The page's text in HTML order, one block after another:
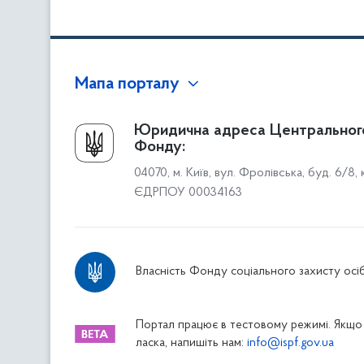
Мапа порталу
Про Фонд
Керівництво
Структура Фонду
Територіальні відділення
Дніпропетровське відділення
Житомирське відділення
Закарпатське відділення
Юридична адреса
Фонду:
04070, м. Київ, вул. Фролівська, буд. 6/8,
ЄДРПОУ 00034163
Власність Фонду соціального захисту осіб
Портал працює в тестовому режимі. Якщо
ласка, напишіть нам: info@ispf.gov.ua